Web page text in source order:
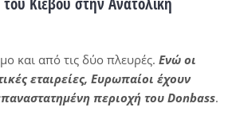
και από τις δύο πλευρές. Ενώ οι
εταιρείες, Ευρωπαίοι έχουν
περιοχή του Donbass.